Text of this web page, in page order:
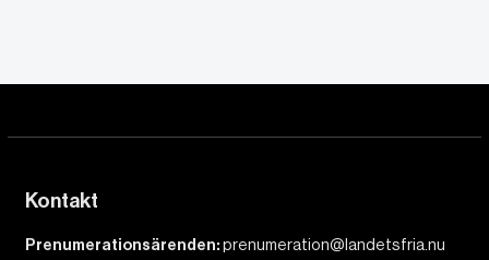
Kontakt
Prenumerationsärenden:prenumeration@landetsfria.nu